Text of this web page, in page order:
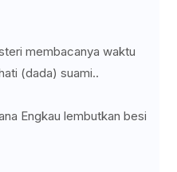
membacanya waktu
(dada) suami..
Engkau lembutkan besi